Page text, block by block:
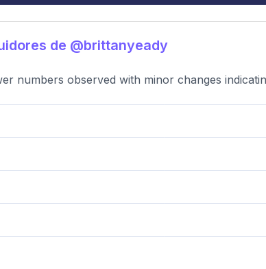
de @brittanyeady
numbers observed with minor changes